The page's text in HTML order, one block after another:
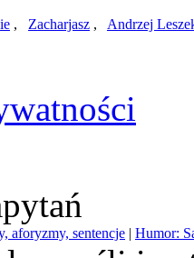
, Zacharjasz , Andrzej
aforyzmy, sentencje | Humor: